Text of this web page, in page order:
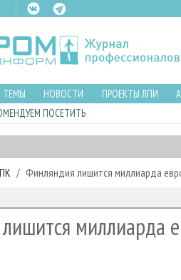
ТЕМЫ НОВОСТИ ПРОЕКТЫ ЛПИ
ПОСЕТИТЬ
Финляндия лишится миллиарда
миллиарда